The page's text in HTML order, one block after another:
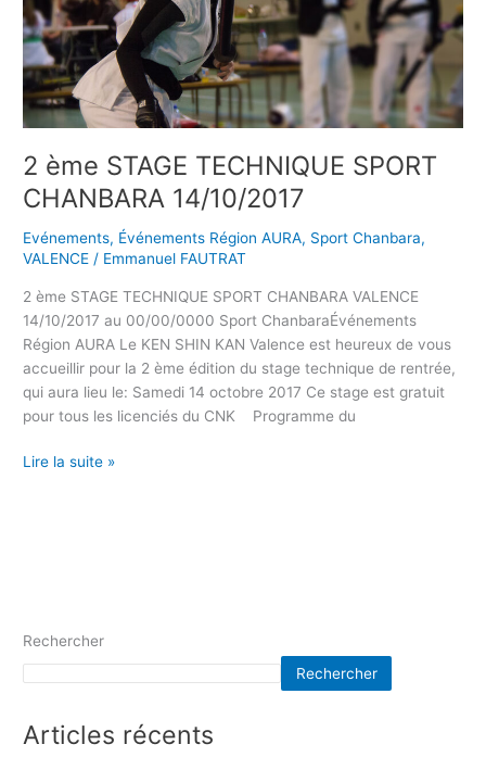
2 ème STAGE TECHNIQUE SPORT
CHANBARA 14/10/2017
Evénements, Événements Région AURA, Sport Chanbara,
VALENCE / Emmanuel FAUTRAT
2 ème STAGE TECHNIQUE SPORT CHANBARA VALENCE
14/10/2017 au 00/00/0000 Sport ChanbaraÉvénements
Région AURA Le KEN SHIN KAN Valence est heureux de vous
accueillir pour la 2 ème édition du stage technique de rentrée,
qui aura lieu le: Samedi 14 octobre 2017 Ce stage est gratuit
pour tous les licenciés du CNK Programme du
SPORT
CHANBARA
14/10/2017
Lire la suite »
Rechercher
Rechercher
Articles récents